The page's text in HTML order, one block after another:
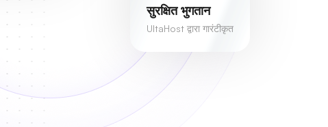
सुरक्षित भुगतान
UltaHost द्वारा गारंटीकृत